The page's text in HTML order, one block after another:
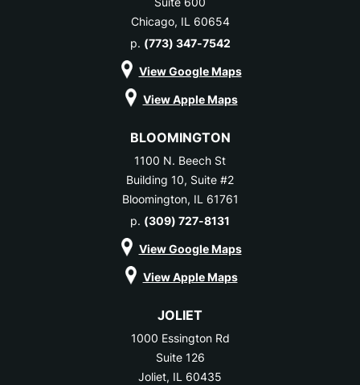
Chicago, IL 60654
p. (773) 347-7542
View Google Maps
View Apple Maps
BLOOMINGTON
1100 N. Beech St
Building 10, Suite #2
Bloomington, IL 61761
p. (309) 727-8131
View Google Maps
View Apple Maps
JOLIET
1000 Essington Rd
Suite 126
Joliet, IL 60435